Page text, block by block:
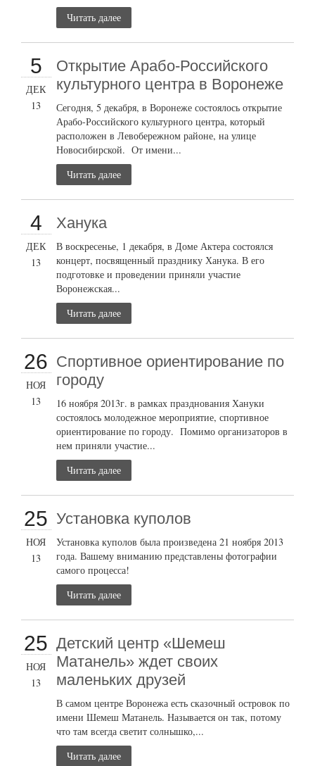
Читать далее
5
ДЕК
13
Открытие Арабо-Российского
культурного центра в Воронеже
Сегодня, 5 декабря, в Воронеже состоялось открытие
Арабо-Российского культурного центра, который
расположен в Левобережном районе, на улице
Новосибирской. От имени...
Читать далее
4
ДЕК
13
Ханука
В воскресенье, 1 декабря, в Доме Актера состоялся
концерт, посвященный празднику Ханука. В его
подготовке и проведении приняли участие
Воронежская...
Читать далее
26
НОЯ
13
Cпортивное ориентирование по
городу
16 ноября 2013г. в рамках празднования Хануки
состоялось молодежное мероприятие, спортивное
ориентирование по городу. Помимо организаторов в
нем приняли участие...
Читать далее
25
НОЯ
13
Установка куполов
Установка куполов была произведена 21 ноября 2013
года. Вашему вниманию представлены фотографии
самого процесса!
Читать далее
25
НОЯ
13
Детский центр «Шемеш
Матанель» ждет своих
маленьких друзей
В самом центре Воронежа есть сказочный островок по
имени Шемеш Матанель. Называется он так, потому
что там всегда светит солнышко,...
Читать далее